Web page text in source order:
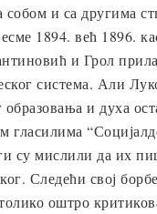
и са другима
1894. већ 1896.
и Грол
система. Али
образовања и духа
гласилима
су мислили да их
Следећи свој
оштро